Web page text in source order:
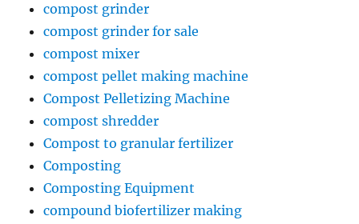
compost grinder
compost grinder for sale
compost mixer
compost pellet making machine
Compost Pelletizing Machine
compost shredder
Compost to granular fertilizer
Composting
Composting Equipment
compound biofertilizer making